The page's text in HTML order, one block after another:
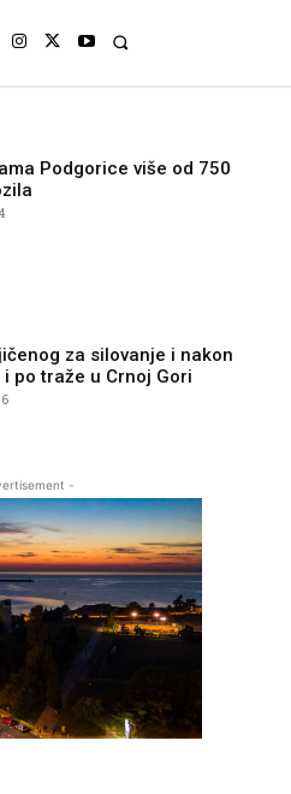
Podgorice više od 750
za silovanje i nakon
po traže u Crnoj Gori
-